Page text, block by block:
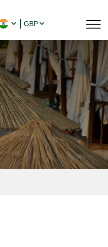
GBP